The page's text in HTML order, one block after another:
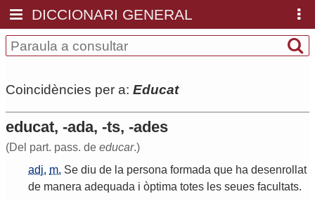
DICCIONARI GENERAL
Coincidències per a: Educat
educat, -ada, -ts, -ades
(Del part. pass. de educar.)
adj. m. Se diu de la persona formada que ha desenrollat
de manera adequada i òptima totes les seues facultats.